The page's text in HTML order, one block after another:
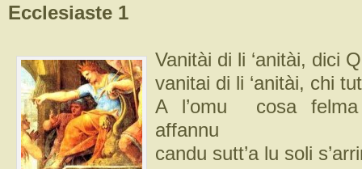
Ecclesiaste 1
Vanitài di li ‘anitài, dici
vanitai di li ‘anitài, chi
A l’omu cosa
affannu
candu sutt’a lu soli